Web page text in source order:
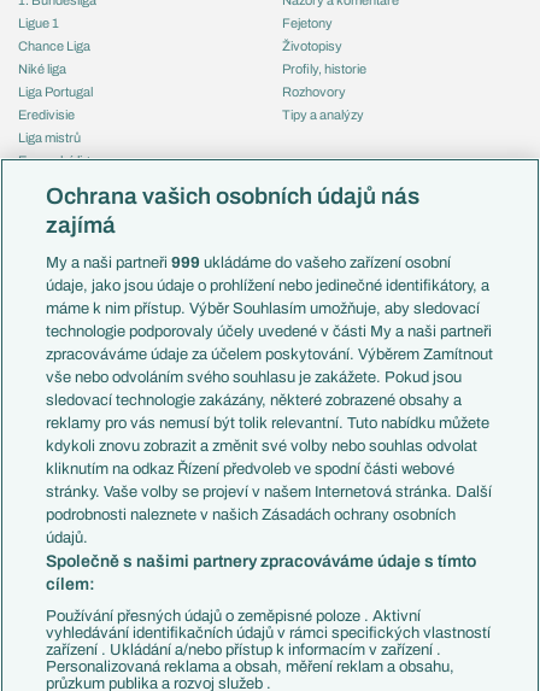
Ligue 1
Chance Liga
Niké liga
Liga Portugal
Eredivisie
Liga mistrů
Evropská liga
Mistrovství světa
Liga národů
Témata
Představení týmů MS
EuroSkauting
PL v kostce
Evropské koeficienty
Přestupy
Přestupové spekulace
Zranění
Kluby
Arsenal FC
Chelsea FC
Manchester United
AC Milán
Juventus FC
Bayern Mnichov
FC Barcelona
Real Madrid
Fejetony
Životopisy
Profily, historie
Rozhovory
Tipy a analýzy
Česko
Francie
Itálie
Německo
Španělsko
Argentina
Brazílie
Přestupy
Zápasy
Livescore
Tipovací soutěž
Ochrana vašich osobních údajů nás
zajímá
My a naši partneři999 ukládáme do vašeho zařízení osobní
údaje, jako jsou údaje o prohlížení nebo jedinečné identifikátory, a
máme k nim přístup. Výběr Souhlasím umožňuje, aby sledovací
technologie podporovaly účely uvedené v části My a naši partneři
zpracováváme údaje za účelem poskytování. Výběrem Zamítnout
vše nebo odvoláním svého souhlasu je zakážete. Pokud jsou
sledovací technologie zakázány, některé zobrazené obsahy a
reklamy pro vás nemusí být tolik relevantní. Tuto nabídku můžete
kdykoli znovu zobrazit a změnit své volby nebo souhlas odvolat
kliknutím na odkaz Řízení předvoleb ve spodní části webové
stránky. Vaše volby se projeví v našem Internetová stránka. Další
podrobnosti naleznete v našich Zásadách ochrany osobních
údajů.
Společně s našimi partnery zpracováváme údaje s tímto
cílem:
Používání přesných údajů o zeměpisné poloze . Aktivní
vyhledávání identifikačních údajů v rámci specifických vlastností
zařízení . Ukládání a/nebo přístup k informacím v zařízení .
Personalizovaná reklama a obsah, měření reklam a obsahu,
průzkum publika a rozvoj služeb .